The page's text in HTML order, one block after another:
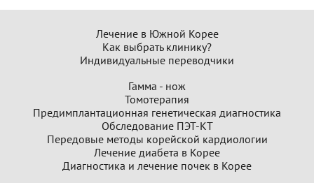
Лечение в Южной Корее
Как выбрать клинику?
Индивидуальные переводчики
Гамма - нож
Томотерапия
Предимплантационная генетическая диагностика
Обследование ПЭТ-КТ
Передовые методы корейской кардиологии
Лечение диабета в Корее
Диагностика и лечение почек в Корее